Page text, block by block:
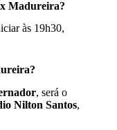
Madureira?
às 19h30,
, será o
Nilton Santos,